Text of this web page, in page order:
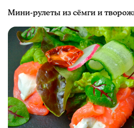
Мини-рулеты из сёмги и